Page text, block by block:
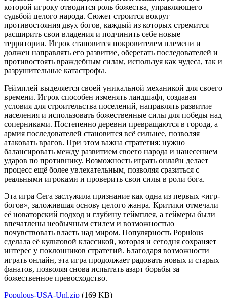
которой игроку отводится роль божества, управляющего
судьбой целого народа. Сюжет строится вокруг
противостояния двух богов, каждый из которых стремится
расширить свои владения и подчинить себе новые
территории. Игрок становится покровителем племени и
должен направлять его развитие, оберегать последователей и
противостоять враждебным силам, используя как чудеса, так и
разрушительные катастрофы.
Геймплей выделяется своей уникальной механикой для своего
времени. Игрок способен изменять ландшафт, создавая
условия для строительства поселений, направлять развитие
населения и использовать божественные силы для победы над
соперниками. Постепенно деревни превращаются в города, а
армия последователей становится всё сильнее, позволяя
атаковать врагов. При этом важна стратегия: нужно
балансировать между развитием своего народа и нанесением
ударов по противнику. Возможность играть онлайн делает
процесс ещё более увлекательным, позволяя сразиться с
реальными игроками и проверить свои силы в роли бога.
Эта игра Сега заслужила признание как одна из первых «игр-
богов», заложившая основу целого жанра. Критики отмечали
её новаторский подход и глубину геймплея, а геймеры были
впечатлены необычным стилем и возможностью
почувствовать власть над миром. Популярность Populous
сделала её культовой классикой, которая и сегодня сохраняет
интерес у поклонников стратегий. Благодаря возможности
играть онлайн, эта игра продолжает радовать новых и старых
фанатов, позволяя снова испытать азарт борьбы за
божественное превосходство.
Populous-USA-Unl.zip (169 KB)